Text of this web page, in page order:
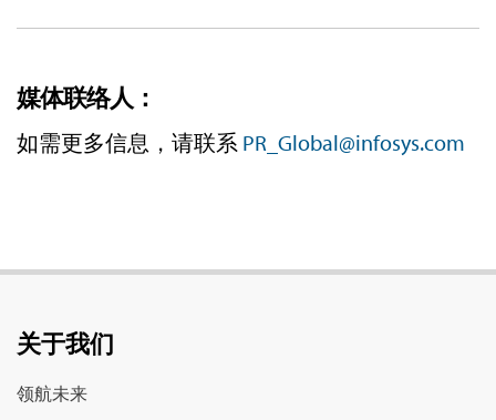
媒体联络人：
如需更多信息，请联系 PR_Global@infosys.com
关于我们
领航未来